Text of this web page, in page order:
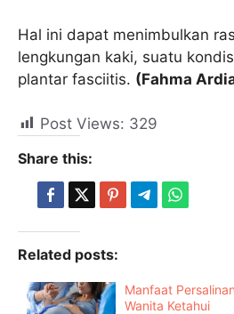
Hal ini dapat menimbulkan
lengkungan kaki, suatu
plantar fasciitis. (Fahma
Post Views: 329
Share this:
Related posts:
Manfaat
Wanita Ketahui